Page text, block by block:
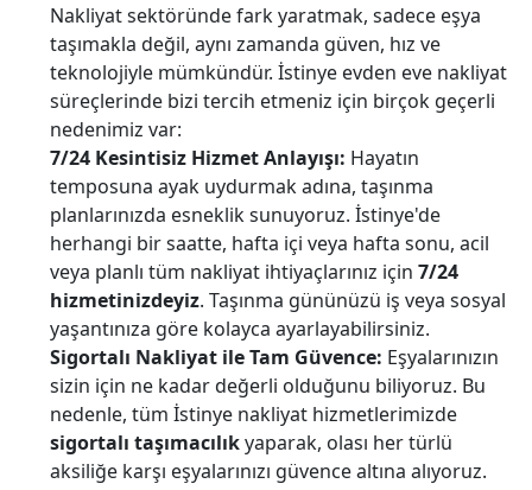
Nakliyat sektöründe fark yaratmak, sadece eşya
taşımakla değil, aynı zamanda güven, hız ve
teknolojiyle mümkündür. İstinye evden eve nakliyat
süreçlerinde bizi tercih etmeniz için birçok geçerli
nedenimiz var:
7/24 Kesintisiz Hizmet Anlayışı: Hayatın
temposuna ayak uydurmak adına, taşınma
planlarınızda esneklik sunuyoruz. İstinye'de
herhangi bir saatte, hafta içi veya hafta sonu, acil
veya planlı tüm nakliyat ihtiyaçlarınız için 7/24
hizmetinizdeyiz. Taşınma gününüzü iş veya sosyal
yaşantınıza göre kolayca ayarlayabilirsiniz.
Sigortalı Nakliyat ile Tam Güvence: Eşyalarınızın
sizin için ne kadar değerli olduğunu biliyoruz. Bu
nedenle, tüm İstinye nakliyat hizmetlerimizde
sigortalı taşımacılıkyaparak, olası her türlü
aksiliğe karşı eşyalarınızı güvence altına alıyoruz.